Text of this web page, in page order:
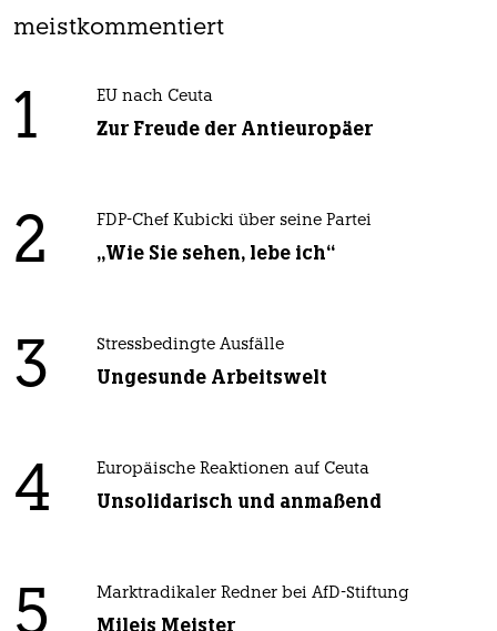
meistkommentiert
1 EU nach Ceuta
Zur Freude der Antieuropäer
2 FDP-Chef Kubicki über seine Partei
„Wie Sie sehen, lebe ich“
3 Stressbedingte Ausfälle
Ungesunde Arbeitswelt
4 Europäische Reaktionen auf Ceuta
Unsolidarisch und anmaßend
Marktradikaler Redner bei AfD-Stiftung
Mileis Meister